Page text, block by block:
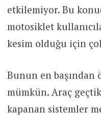
etkilemiyor. Bu
motosiklet
kesim olduğu için
Bunun en
mümkün. Araç
kapanan sistemler